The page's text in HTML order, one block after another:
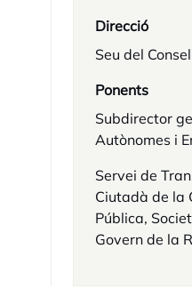
Direcció
Seu del
Ponents
Subdirector
Autònomes i
Servei de
Ciutadà de la
Pública,
Govern de la